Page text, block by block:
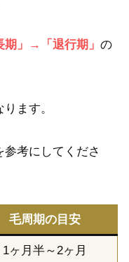
期」→「退行期」 の
ます。
考にしてくださ
毛周期の目安
1ヶ月半～2ヶ月